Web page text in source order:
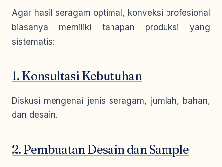
Agar hasil seragam optimal, konveksi profesional
biasanya memiliki tahapan produksi yang
sistematis:
1. Konsultasi Kebutuhan
Diskusi mengenai jenis seragam, jumlah, bahan,
dan desain.
2. Pembuatan Desain dan Sample